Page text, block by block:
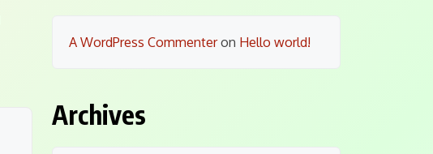
A WordPress Commenteron Hello world!
Archives